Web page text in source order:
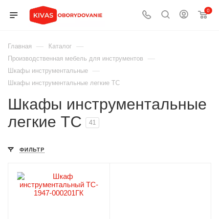
0
Главная — Каталог —
Производственная мебель для инструментов —
Шкафы инструментальные —
Шкафы инструментальные легкие ТС
Шкафы инструментальные
легкие ТС
41
ФИЛЬТР